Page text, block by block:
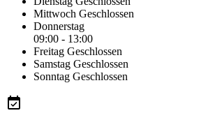
Mittwoch Geschlossen
Donnerstag
09:00 - 13:00
Freitag Geschlossen
Samstag Geschlossen
Sonntag Geschlossen